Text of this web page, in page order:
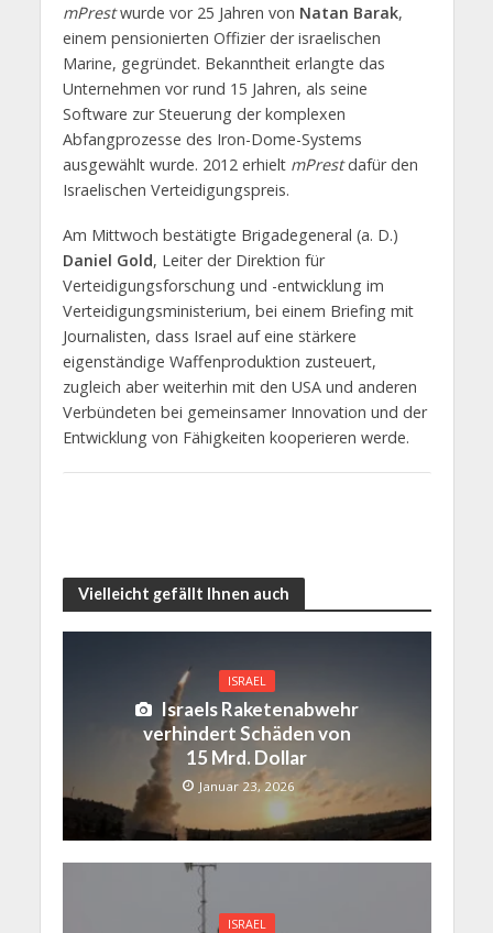
mPrestwurde vor 25 Jahren von Natan Barak,
einem pensionierten Offizier der israelischen
Marine, gegründet. Bekanntheit erlangte das
Unternehmen vor rund 15 Jahren, als seine
Software zur Steuerung der komplexen
Abfangprozesse des Iron-Dome-Systems
ausgewählt wurde. 2012 erhielt mPrestdafür den
Israelischen Verteidigungspreis.
Am Mittwoch bestätigte Brigadegeneral (a. D.)
Daniel Gold, Leiter der Direktion für
Verteidigungsforschung und -entwicklung im
Verteidigungsministerium, bei einem Briefing mit
Journalisten, dass Israel auf eine stärkere
eigenständige Waffenproduktion zusteuert,
zugleich aber weiterhin mit den USA und anderen
Verbündeten bei gemeinsamer Innovation und der
Entwicklung von Fähigkeiten kooperieren werde.
Vielleicht gefällt Ihnen auch
ISRAEL
Israels Raketenabwehr
verhindert Schäden von
15 Mrd. Dollar
Januar 23, 2026
ISRAEL